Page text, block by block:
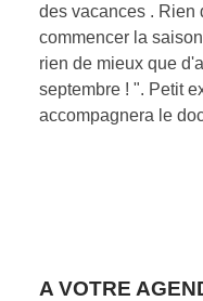
des vacances . Rien
commencer la
rien de mieux que
septembre ! ". Petit
accompagnera le
A VOTRE